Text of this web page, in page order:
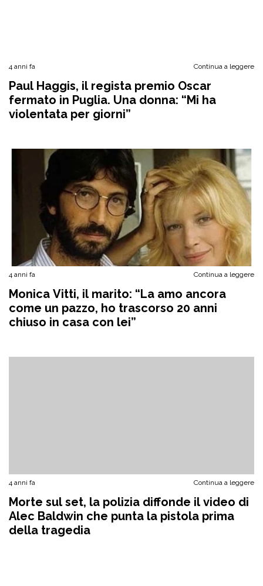
4 anni fa Continua a leggere
Paul Haggis, il regista premio Oscar
fermato in Puglia. Una donna: “Mi ha
violentata per giorni”
4 anni fa Continua a leggere
Monica Vitti, il marito: “La amo ancora
come un pazzo, ho trascorso 20 anni
chiuso in casa con lei”
4 anni fa Continua a leggere
Morte sul set, la polizia diffonde il video di
Alec Baldwin che punta la pistola prima
della tragedia